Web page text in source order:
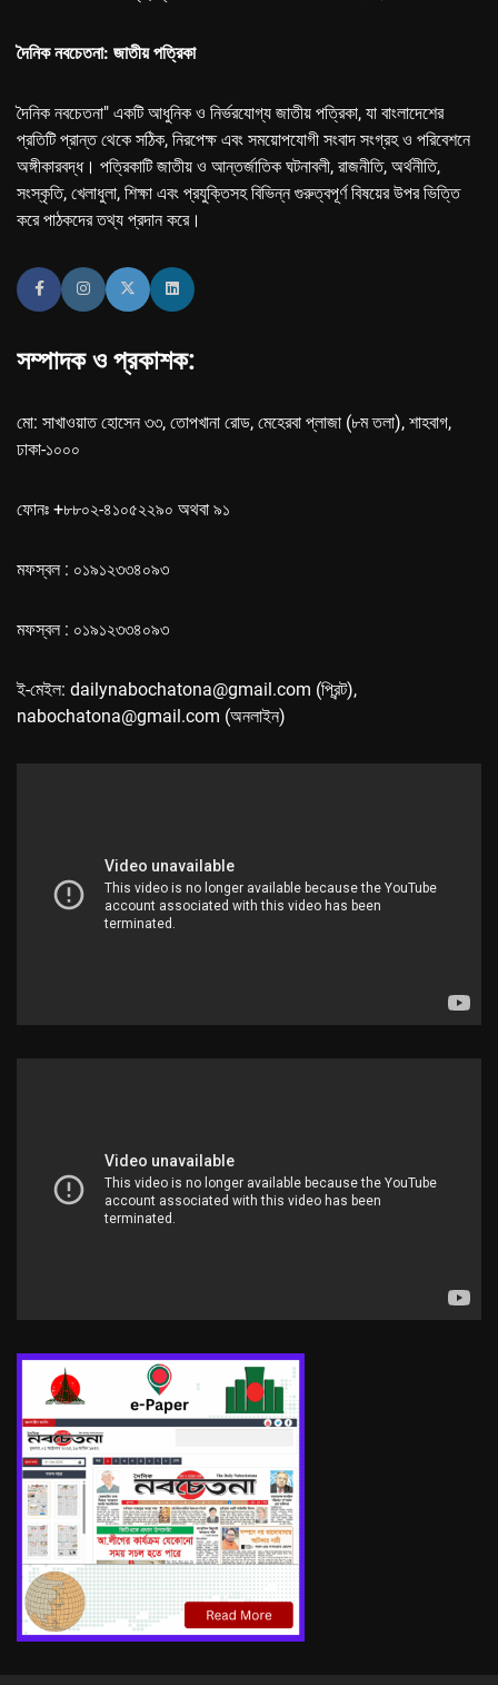
দৈনিক নবচেতনা: জাতীয় পত্রিকা
দৈনিক নবচেতনা" একটি আধুনিক ও নির্ভরযোগ্য জাতীয় পত্রিকা, যা বাংলাদেশের
প্রতিটি প্রান্ত থেকে সঠিক, নিরপেক্ষ এবং সময়োপযোগী সংবাদ সংগ্রহ ও পরিবেশনে
অঙ্গীকারবদ্ধ। পত্রিকাটি জাতীয় ও আন্তর্জাতিক ঘটনাবলী, রাজনীতি, অর্থনীতি,
সংস্কৃতি, খেলাধুলা, শিক্ষা এবং প্রযুক্তিসহ বিভিন্ন গুরুত্বপূর্ণ বিষয়ের উপর ভিত্তি
করে পাঠকদের তথ্য প্রদান করে।
সম্পাদক ও প্রকাশক:
মো: সাখাওয়াত হোসেন ৩৩, তোপখানা রোড, মেহেরবা প্লাজা (৮ম তলা), শাহবাগ,
ঢাকা-১০০০
ফোনঃ +৮৮০২-৪১০৫২২৯০ অথবা ৯১
মফস্বল : ০১৯১২৩৩৪০৯৩
মফস্বল : ০১৯১২৩৩৪০৯৩
ই-মেইল: dailynabochatona@gmail.com (প্রিন্ট),
nabochatona@gmail.com (অনলাইন)